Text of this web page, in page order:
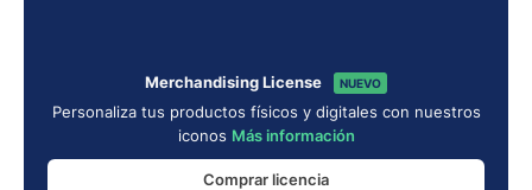
Merchandising License NUEVO
Personaliza tus productos físicos y digitales con nuestros
iconos Más información
Comprar licencia